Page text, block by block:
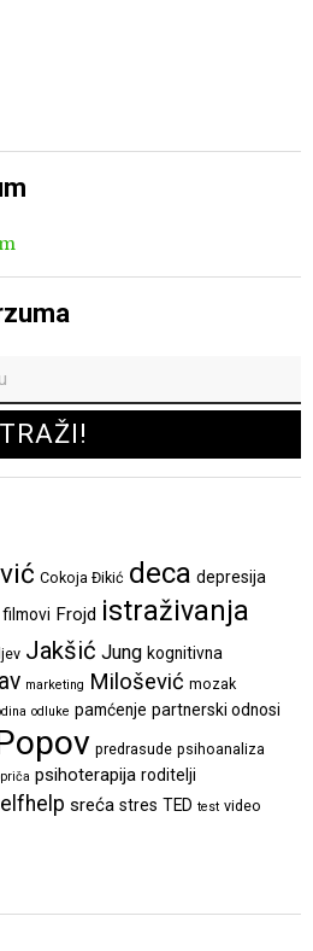
Cokoja Đikić deca depresija
filmovi Frojd istraživanja
Jakšić Jung kognitivna
marketing Milošević mozak
odluke pamćenje partnerski odnosi
predrasude psihoanaliza
psihoterapija roditelji
sreća stres TED test video